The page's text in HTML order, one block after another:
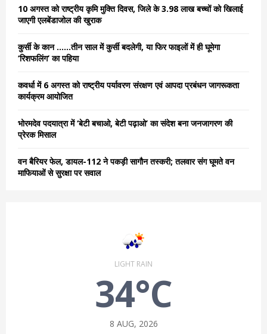
r
10 अगस्त को राष्ट्रीय कृमि मुक्ति दिवस, जिले के 3.98 लाख बच्चों को खिलाई
जाएगी एलबेंडाजोल की खुराक
कुर्सी के कान ……तीन साल में कुर्सी बदलेगी, या फिर फाइलों में ही घूमेगा
‘रिशफलिंग’ का पहिया
कवर्धा में 6 अगस्त को राष्ट्रीय पर्यावरण संरक्षण एवं आपदा प्रबंधन जागरूकता
कार्यक्रम आयोजित
भोरमदेव पदयात्रा में ‘बेटी बचाओ, बेटी पढ़ाओ’ का संदेश बना जनजागरण की
प्रेरक मिसाल
वन बैरियर फेल, डायल-112 ने पकड़ी सागौन तस्करी; तलवार संग घूमते वन
माफियाओं से सुरक्षा पर सवाल
LIGHT RAIN
34°C
8 AUG, 2026